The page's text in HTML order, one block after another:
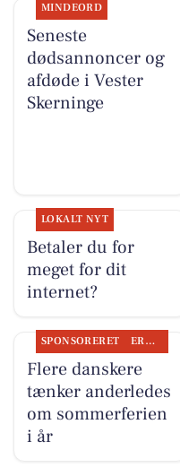
MINDEORD
Seneste
dødsannoncer og
afdøde i Vester
Skerninge
LOKALT NYT
Betaler du for
meget for dit
internet?
SPONSORERET ERHVERV
Flere danskere
tænker anderledes
om sommerferien
i år